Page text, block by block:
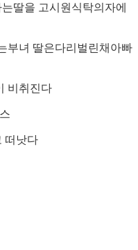
딸을 고시원식탁의자에
부녀 딸은다리벌린채아빠
비취진다
떠낫다